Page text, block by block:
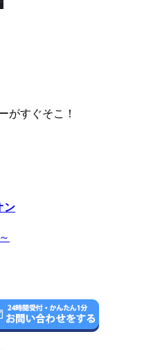
がすぐそこ！
ン